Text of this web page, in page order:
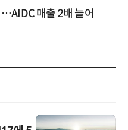
매출 2배 늘어